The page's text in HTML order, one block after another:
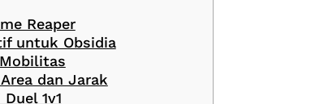
Reaper
untuk Obsidia
dan Jarak
1v1